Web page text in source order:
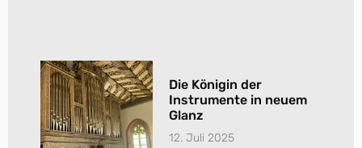
Die Königin der
Instrumente in neuem
Glanz
12. Juli 2025